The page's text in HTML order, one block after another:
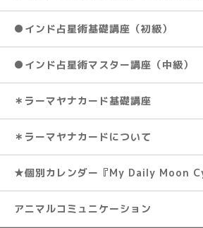
●インド占星術基礎講座（初級）
●インド占星術マスター講座（中級）
＊ラーマヤナカード基礎講座
＊ラーマヤナカードについて
★個別カレンダー『My Daily Moon
アニマルコミュニケーション